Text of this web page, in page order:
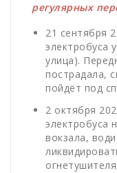
регулярных
21 сентября
электробуса
улица).
пострадала,
пойдёт под
2 октября
электробуса
вокзала,